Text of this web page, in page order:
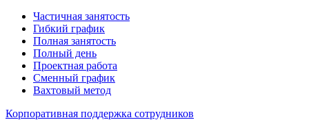
Частичная занятость
Гибкий график
Полная занятость
Полный день
Проектная работа
Сменный график
Вахтовый метод
Корпоративная поддержка сотрудников